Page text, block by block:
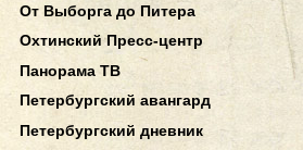
От Выборга до Питера
Охтинский Пресс-центр
Панорама ТВ
Петербургский авангард
Петербургский дневник